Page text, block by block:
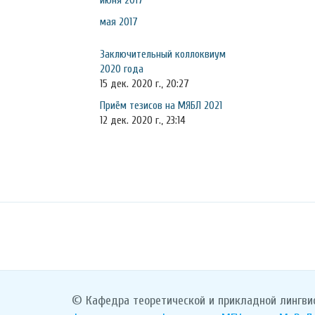
мая 2017
Заключительный коллоквиум
2020 года
15 дек. 2020 г., 20:27
Приём тезисов на МЯБЛ 2021
12 дек. 2020 г., 23:14
© Кафедра теоретической и прикладной